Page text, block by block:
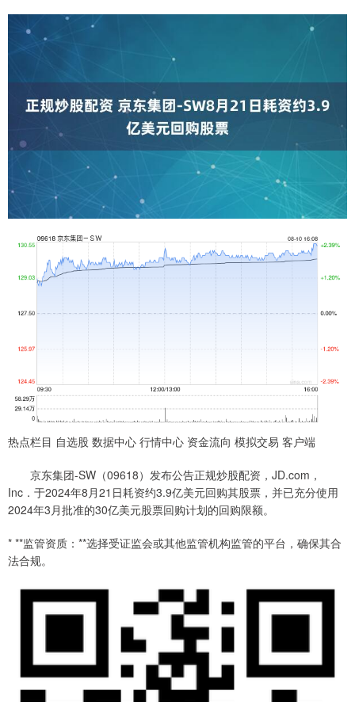
热点栏目 自选股 数据中心 行情中心 资金流向 模拟交易 客户端
京东集团-SW（09618）发布公告正规炒股配资，JD.com，
Inc．于2024年8月21日耗资约3.9亿美元回购其股票，并已充分使用
2024年3月批准的30亿美元股票回购计划的回购限额。
* **监管资质：**选择受证监会或其他监管机构监管的平台，确保其合
法合规。